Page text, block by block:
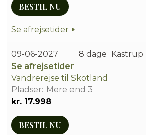
BESTIL NU
Se afrejsetider
09-06-2027
Se afrejsetider
8 dage Kastrup
Vandrerejse til Skotland
Mere end 3
kr. 17.998
BESTIL NU